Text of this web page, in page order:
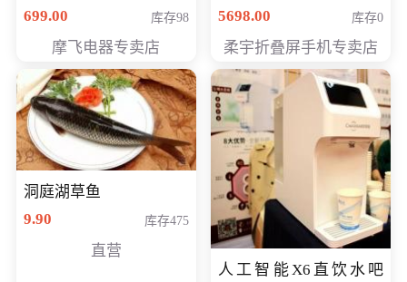
（智能升降养生锅） 会
699.00 库存98
摩飞电器专卖店
购买价格 4998元
5698.00 库存0
柔宇折叠屏手机专卖店
洞庭湖草鱼
9.90
库存475
直营
人工智能X6直饮水吧